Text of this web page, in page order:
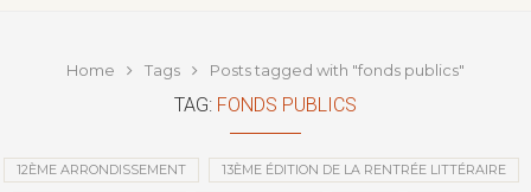
Home Tags Posts tagged with "fonds publics"
TAG: FONDS PUBLICS
12ÈME ARRONDISSEMENT 13ÈME ÉDITION DE LA RENTRÉE LITTÉRAIRE